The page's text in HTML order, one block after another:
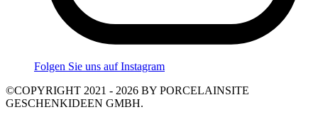
Folgen Sie uns auf Instagram
©COPYRIGHT 2021 - 2026 BY PORCELAINSITE
GESCHENKIDEEN GMBH.